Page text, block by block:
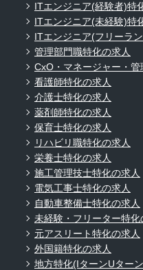
ITエンジニア(経験者)特
ITエンジニア(未経験)特
ITエンジニア(フリーラ
管理部門職特化の求人
CxO・マネージャー・
看護師特化の求人
介護士特化の求人
薬剤師特化の求人
保育士特化の求人
リハビリ職特化の求人
栄養士特化の求人
施工管理技士特化の求人
電気工事士特化の求人
自動車整備士特化の求人
未経験・フリーター特化
元アスリート特化の求人
外国籍特化の求人
地方特化(IターンUター